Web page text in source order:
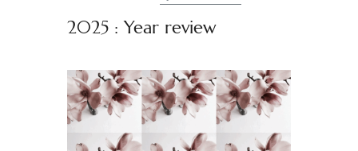
2025 : Year review